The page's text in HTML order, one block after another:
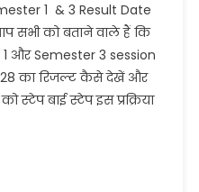
1 & 3 Result Date
सभी को बताने वाले हैं कि
1 और Semester 3 session
का रिजल्ट कैसे देखें और
स्टेप बाई स्टेप इस प्रक्रिया